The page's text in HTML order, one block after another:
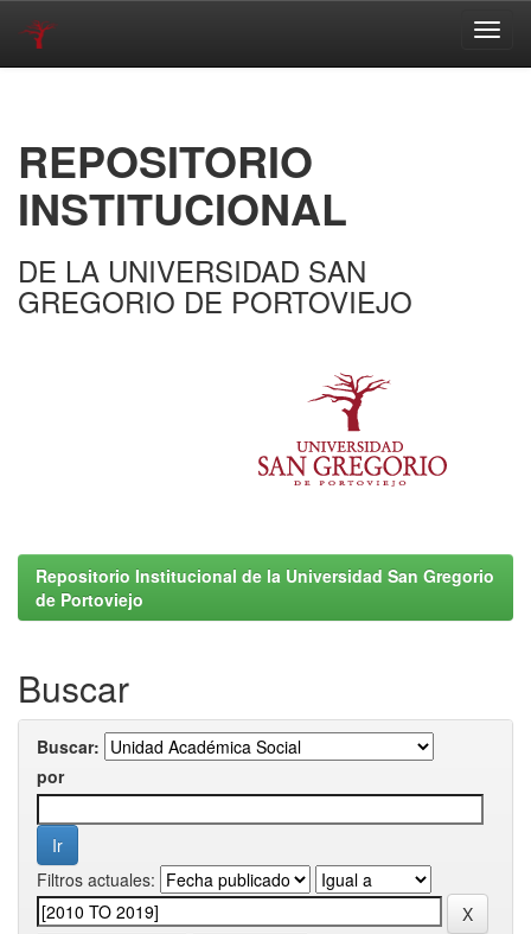
REPOSITORIO
INSTITUCIONAL
DE LA UNIVERSIDAD SAN
GREGORIO DE PORTOVIEJO
Repositorio Institucional de la Universidad San Gregorio
de Portoviejo
Buscar
Buscar:
por
Filtros actuales: